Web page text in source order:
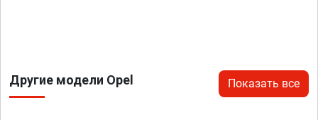
Другие модели Opel Показать все